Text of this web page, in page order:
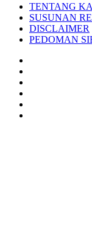
TENTANG
SUSUNAN
DISCLAIMER
PEDOMAN